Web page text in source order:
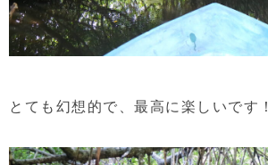
とても幻想的で、最高に楽しいです！